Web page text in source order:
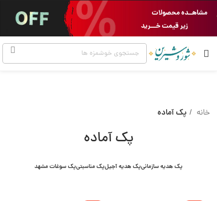
مشاهــده محصولات
زیر قیمت خـــرید
خانه پک آماده
پک آماده
پک هدیه سازمانیپک هدیه آجیلپک مناسبتیپک سوغات مشهد